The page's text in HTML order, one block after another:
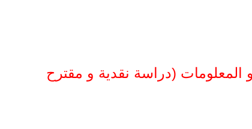
المعلومات (دراسة نقدية و مقترح